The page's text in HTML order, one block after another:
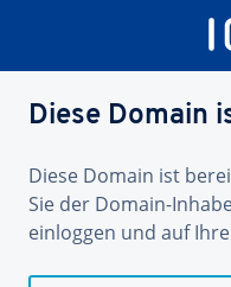
Diese Domain
Diese Domain ist
Sie der Domain-
einloggen und auf